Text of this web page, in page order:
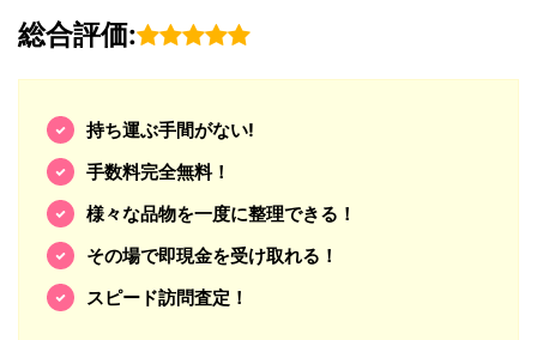
総合評価:
持ち運ぶ手間がない!
手数料完全無料！
様々な品物を一度に整理できる！
その場で即現金を受け取れる！
スピード訪問査定！